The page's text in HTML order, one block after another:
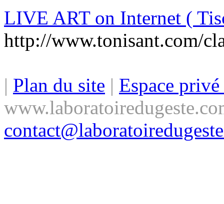
LIVE ART on Internet (
http://www.tonisant.com/
| Plan du site | Espace privé